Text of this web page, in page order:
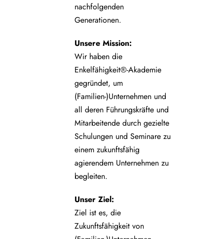
nachfolgenden
Generationen.
Unsere Mission:
Wir haben die
Enkelfähigkeit®-Akademie
gegründet, um
(Familien-)Unternehmen und
all deren Führungskräfte und
Mitarbeitende durch gezielte
Schulungen und Seminare zu
einem zukunftsfähig
agierendem Unternehmen zu
begleiten.
Unser Ziel:
Ziel ist es, die
Zukunftsfähigkeit von